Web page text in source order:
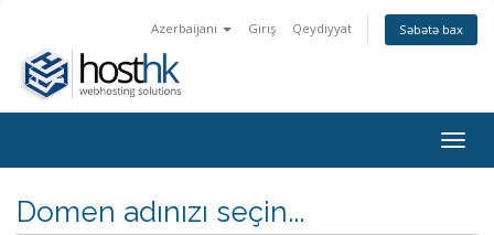
Azerbaijani Giriş Qeydiyyat Səbətə bax
Domen adınızı seçin...